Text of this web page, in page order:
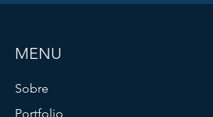
MENU
Sobre
Portfolio